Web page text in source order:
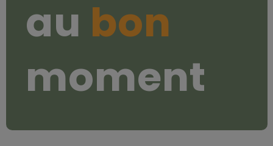
au bon
moment